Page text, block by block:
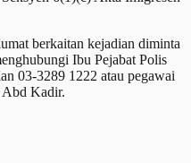
berkaitan kejadian diminta
Ibu Pejabat Polis
03-3289 1222 atau pegawai
Kadir.